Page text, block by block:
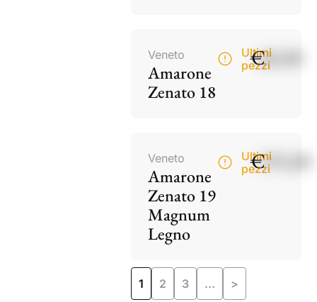
Veneto
Amarone
Zenato 18
Ultimi
pezzi
€60,00
Veneto
Amarone
Zenato 19
Magnum
Legno
Ultimi
pezzi
€195,00
1 2 3 … >